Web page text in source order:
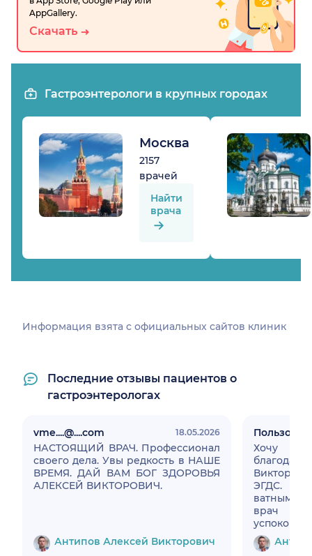
AppGallery.
Скачать
Гастроэнтерологи в крупных городах
Москва
2157
врачей
Найти
врача
Информация взята c официальных сайтов клиник
Последние отзывы пациентов о
гастроэнтерологах
vme....@....com 18.05.2026
НАСТОЯЩИЙ ВРАЧ. Профессионал
своего дела. Увы редкость в НАШЕ
ВРЕМЯ. ДАЙ ВАМ БОГ ЗДОРОВЬЯ
АЛЕКСЕЙ ВИКТОРОВИЧ.
Антипов Алексей Викторович
Хочу
ЭГДС.
ватными
врач